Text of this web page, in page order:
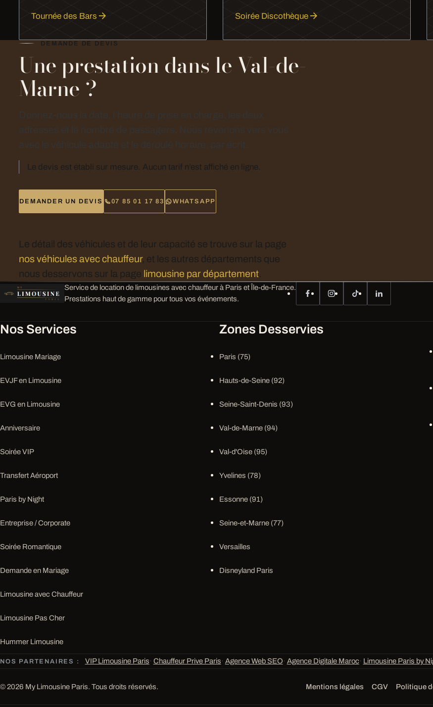
Tournée des Bars
Soirée Discothèque
DEMANDE DE DEVIS
Une prestation dans le Val-de-
Marne ?
Le devis est établi sur mesure. Aucun tarif n’est affiché en ligne.
DEMANDER UN DEVIS 07 85 01 17 83 WHATSAPP
Le détail des véhicules et de leur capacité se trouve sur la page
nos véhicules avec chauffeur, et les autres départements que
nous desservons sur la page limousine par département.
Service de location de limousines avec chauffeur à Paris et Île-de-France.
Prestations haut de gamme pour tous vos événements.
Nos Services
Limousine Mariage
EVJF en Limousine
EVG en Limousine
Anniversaire
Soirée VIP
Transfert Aéroport
Paris by Night
Entreprise / Corporate
Soirée Romantique
Demande en Mariage
Limousine avec Chauffeur
Limousine Pas Cher
Hummer Limousine
Zones Desservies
Paris (75)
Hauts-de-Seine (92)
Seine-Saint-Denis (93)
Val-de-Marne (94)
Val-d'Oise (95)
Yvelines (78)
Essonne (91)
Seine-et-Marne (77)
Versailles
Disneyland Paris
NOS PARTENAIRES : VIP Limousine Paris· Chauffeur Prive Paris· Agence Web SEO· Agence Digitale Maroc· Limousine Paris by
© 2026 My Limousine Paris. Tous droits réservés. Mentions légales CGV Politique